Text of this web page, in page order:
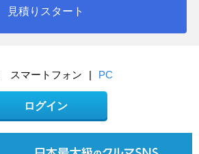
見積りスタート
スマートフォン | PC
ログイン